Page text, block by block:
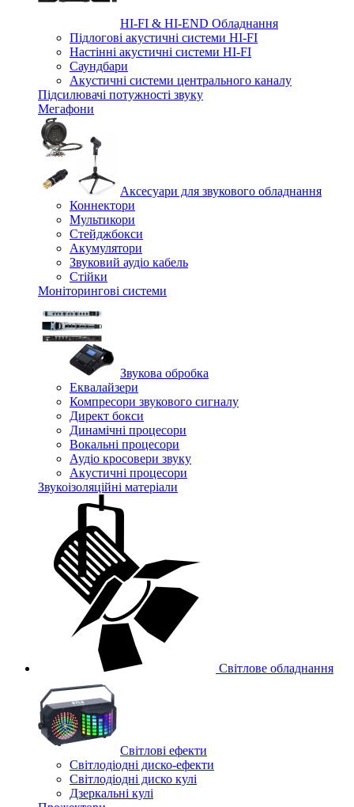
HI-FI & HI-END Обладнання
Підлогові акустичні системи HI-FI
Настінні акустичні системи HI-FI
Саундбари
Акустичні системи центрального каналу
Підсилювачі потужності звуку
Мегафони
Аксесуари для звукового обладнання
Коннектори
Мультикори
Стейджбокси
Акумулятори
Звуковий аудіо кабель
Стійки
Моніторингові системи
Звукова обробка
Еквалайзери
Компресори звукового сигналу
Директ бокси
Динамічні процесори
Вокальні процесори
Аудіо кросовери звуку
Акустичні процесори
Звукоізоляційні матеріали
Світлове обладнання
Cвітлові ефекти
Світлодіодні диско-ефекти
Світлодіодні диско кулі
Дзеркальні кулі